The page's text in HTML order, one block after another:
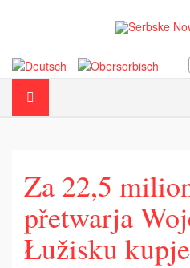
Za 22,5
přetwarja
Łužisku